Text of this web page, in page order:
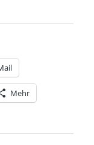
Mehr